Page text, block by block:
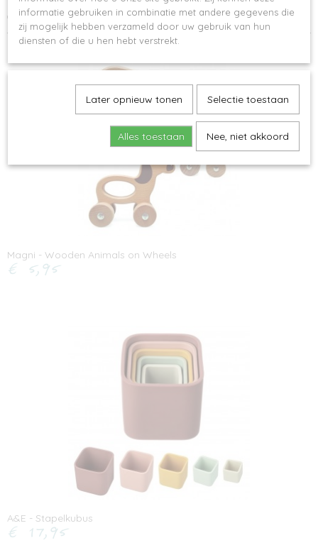
Geschikt voor kinderen van 6 maanden.
Ook interessant
Magni - Wooden Animals on Wheels
€ 5,95
A&E - Stapelkubus
€ 17,95
informatie gebruiken in combinatie met andere gegevens die
zij mogelijk hebben verzameld door uw gebruik van hun
diensten of die u hen hebt verstrekt.
Later opnieuw tonen Selectie toestaan
Alles toestaan Nee, niet akkoord